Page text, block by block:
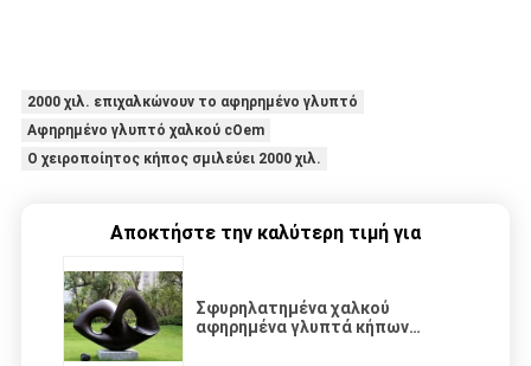
2000 χιλ. επιχαλκώνουν το αφηρημένο γλυπτό
Αφηρημένο γλυπτό χαλκού cOem
Ο χειροποίητος κήπος σμιλεύει 2000 χιλ.
Αποκτήστε την καλύτερη τιμή για
Σφυρηλατημένα χαλκού
αφηρημένα γλυπτά κήπων